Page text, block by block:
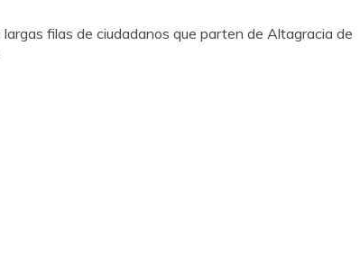
filas de ciudadanos que parten de Altagracia de